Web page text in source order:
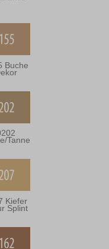
Buche
Tanne
Kiefer
Splint